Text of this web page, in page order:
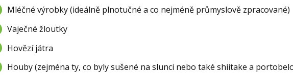
Mléčné výrobky (ideálně plnotučné a co nejméně průmyslově zpracované)
Vaječné žloutky
Hovězí játra
Houby (zejména ty, co byly sušené na slunci nebo také shiitake a